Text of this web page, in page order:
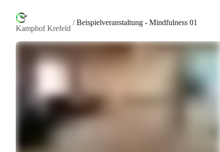
Kamphof Krefeld
/Beispielveranstaltung - Mindfulness 01